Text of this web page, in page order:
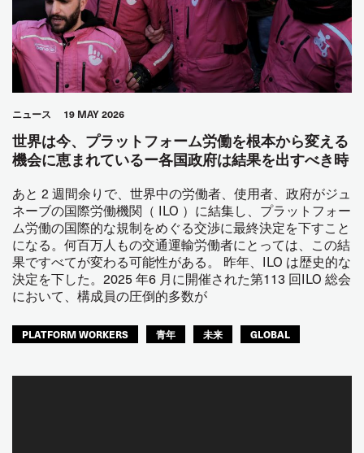
ニュース 19 MAY 2026
世界は今、プラットフォーム労働を根本から変える
機会に恵まれているー各国政府は結果を出すべき時
あと 2 週間余りで、世界中の労働者、使用者、政府がジュ
ネーブの国際労働機関（ ILO ）に結集し、プラットフォー
ム労働の国際的な規制をめぐる交渉に最終決定を下すこと
になる。何百万人もの交通運輸労働者にとっては、この結
果ですべてが変わる可能性がある。 昨年、ILO は歴史的な
決定を下した。2025 年6 月に開催された第113 回ILO 総会
において、構成員の圧倒的多数が
PLATFORM WORKERS 青年 未来 GLOBAL